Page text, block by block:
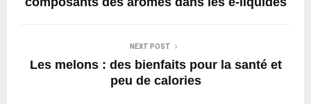
NEXT POST
Les melons : des bienfaits pour la santé et
peu de calories